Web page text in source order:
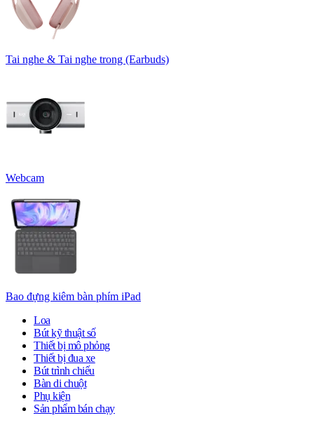
Tai nghe & Tai nghe trong (Earbuds)
Webcam
Bao đựng kiêm bàn phím iPad
Loa
Bút kỹ thuật số
Thiết bị mô phỏng
Thiết bị đua xe
Bút trình chiếu
Bàn di chuột
Phụ kiện
Sản phẩm bán chạy